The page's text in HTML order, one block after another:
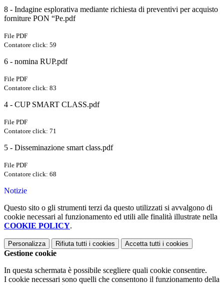
8 - Indagine esplorativa mediante richiesta di preventivi per acquisto
forniture PON “Pe.pdf
File PDF
Contatore click: 59
6 - nomina RUP.pdf
File PDF
Contatore click: 83
4 - CUP SMART CLASS.pdf
File PDF
Contatore click: 71
5 - Disseminazione smart class.pdf
File PDF
Contatore click: 68
Notizie
Questo sito o gli strumenti terzi da questo utilizzati si avvalgono di
cookie necessari al funzionamento ed utili alle finalità illustrate nella
COOKIE POLICY.
Personalizza Rifiuta tutti i cookies Accetta tutti i cookies
Gestione cookie
In questa schermata è possibile scegliere quali cookie consentire.
I cookie necessari sono quelli che consentono il funzionamento della